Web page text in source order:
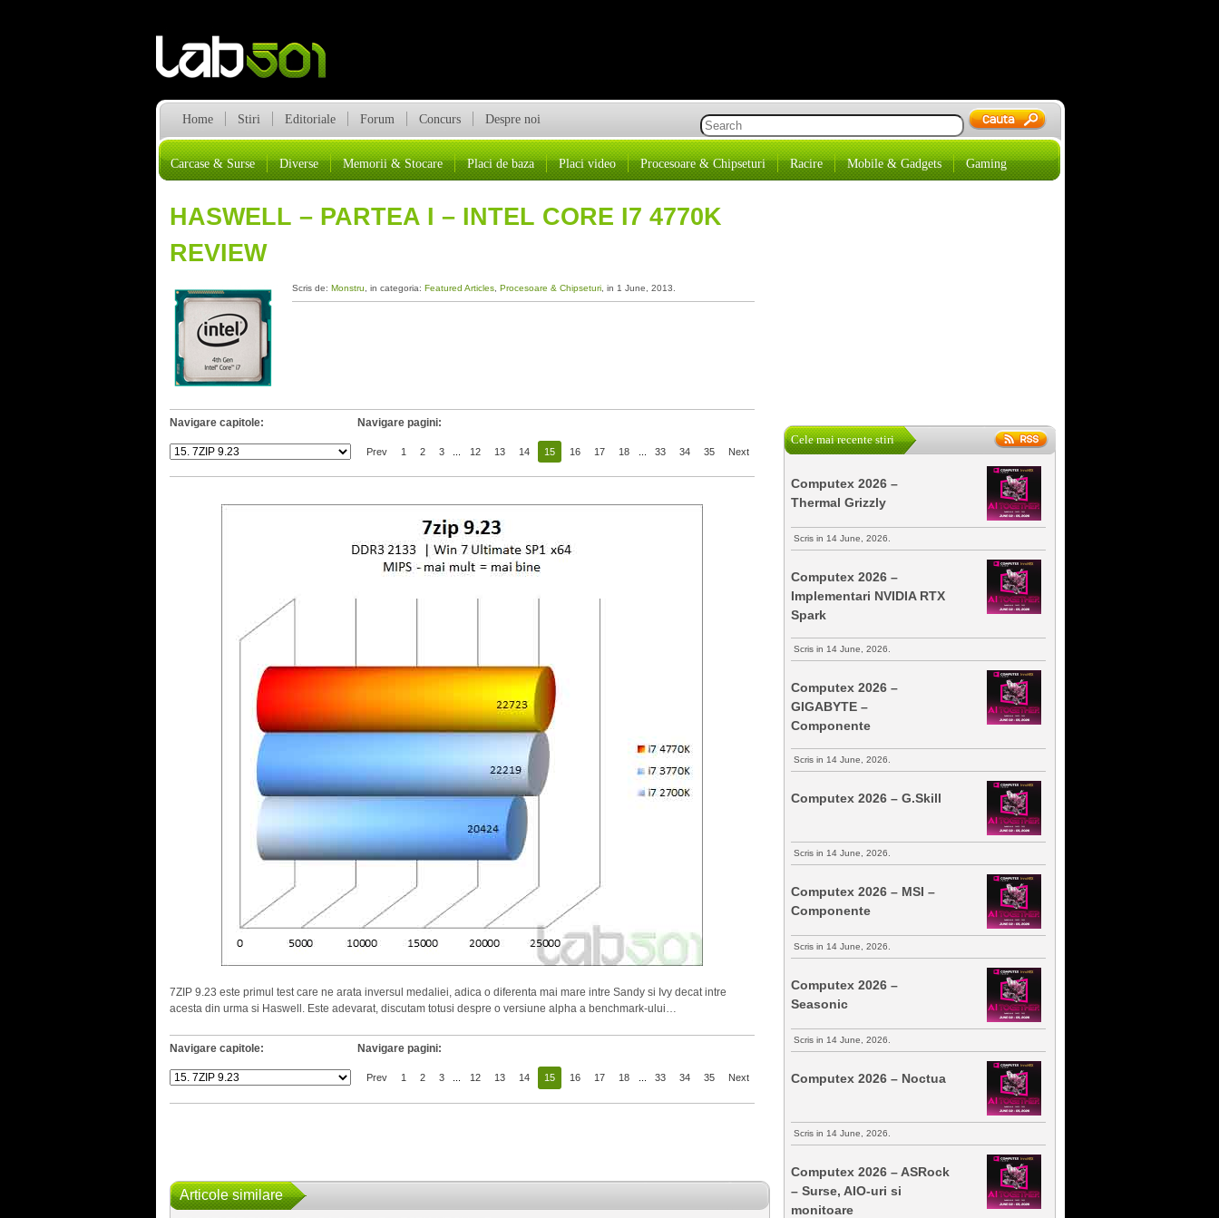
Home Stiri Editoriale Forum Concurs Despre noi
Carcase & Surse Diverse Memorii & Stocare Placi de baza Placi video Procesoare & Chipseturi Racire Mobile & Gadgets Gaming
HASWELL – PARTEA I – INTEL CORE I7 4770K
REVIEW
Scris de: Monstru , in categoria: Featured Articles, Procesoare & Chipseturi, in 1 June, 2013.
Navigare capitole: Navigare pagini:
Prev 1 2 3 12 13 14 15 16 17 18 33 34 35 Next
7ZIP 9.23 este primul test care ne arata inversul medaliei, adica o diferenta mai mare intre Sandy si Ivy decat intre
acesta din urma si Haswell. Este adevarat, discutam totusi despre o versiune alpha a benchmark-ului…
Navigare capitole: Navigare pagini:
Prev 1 2 3 12 13 14 15 16 17 18 33 34 35 Next
Articole similare
Cele mai recente stiri
Computex 2026 –
Thermal Grizzly
Scris in 14 June, 2026.
Computex 2026 –
Implementari NVIDIA RTX
Spark
Scris in 14 June, 2026.
Computex 2026 –
GIGABYTE –
Componente
Scris in 14 June, 2026.
Computex 2026 – G.Skill
Scris in 14 June, 2026.
Computex 2026 – MSI –
Componente
Scris in 14 June, 2026.
Computex 2026 –
Seasonic
Scris in 14 June, 2026.
Computex 2026 – Noctua
Scris in 14 June, 2026.
Computex 2026 – ASRock
– Surse, AIO-uri si
monitoare